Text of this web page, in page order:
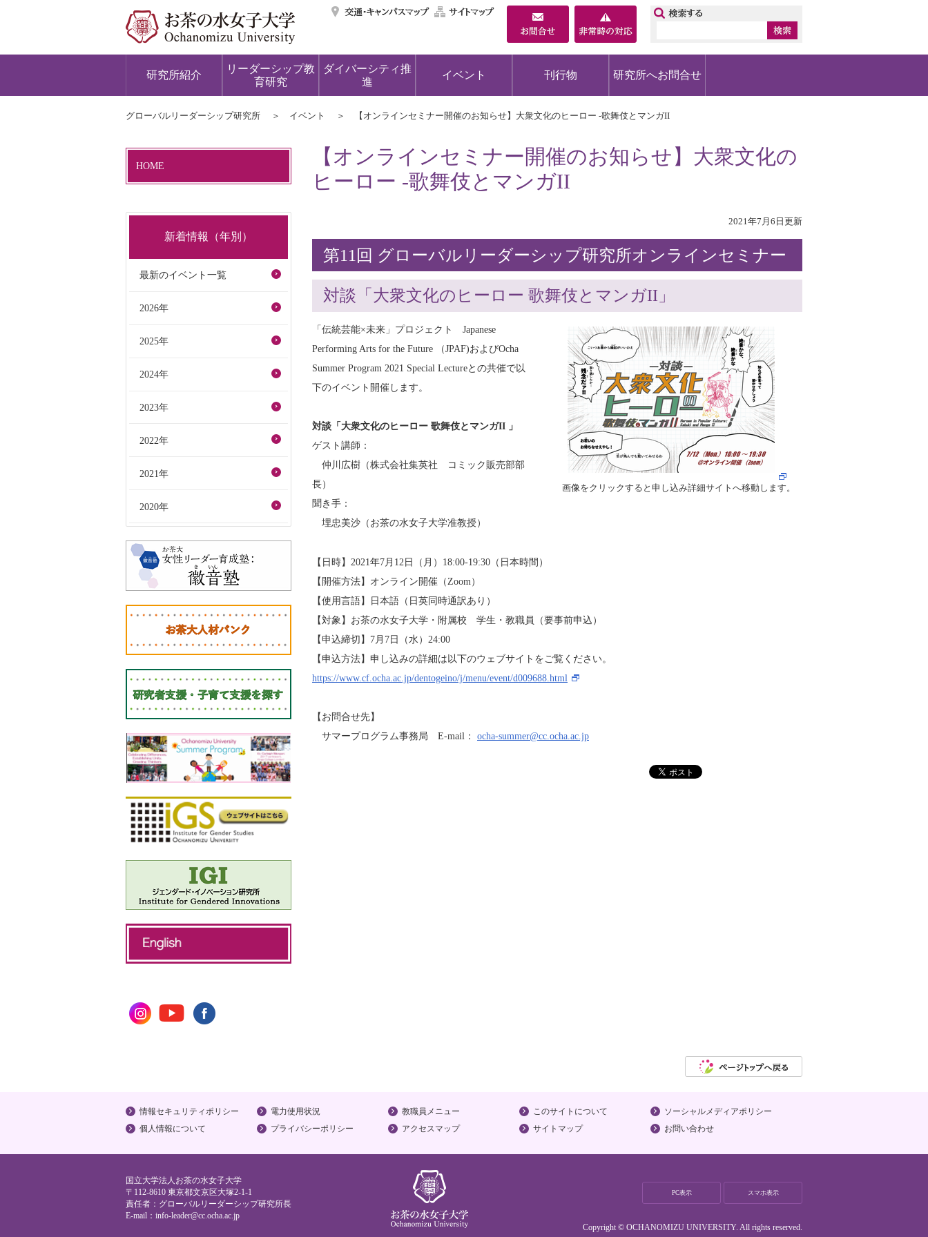
交通・キャンパスマップ
サイトマップ
研究所紹介
リーダーシップ教
育研究
ダイバーシティ推
進
イベント 刊行物 研究所へお問合せ
グローバルリーダーシップ研究所 イベント 【オンラインセミナー開催のお知らせ】大衆文化のヒーロー -歌舞伎とマンガII
【オンラインセミナー開催のお知らせ】大衆文化の
ヒーロー -歌舞伎とマンガII
2021年7月6日更新
第11回 グローバルリーダーシップ研究所オンラインセミナー
対談「大衆文化のヒーロー 歌舞伎とマンガII」
画像をクリックすると申し込み詳細サイトへ移動します。
「伝統芸能×未来」プロジェクト Japanese
Performing Arts for the Future （JPAF)およびOcha
Summer Program 2021 Special Lectureとの共催で以
下のイベント開催します。
対談「大衆文化のヒーロー 歌舞伎とマンガII 」
ゲスト講師：
仲川広樹（株式会社集英社 コミック販売部部
長）
聞き手：
埋忠美沙（お茶の水女子大学准教授）
【日時】2021年7月12日（月）18:00-19:30（日本時間）
【開催方法】オンライン開催（Zoom）
【使用言語】日本語（日英同時通訳あり）
【対象】お茶の水女子大学・附属校 学生・教職員（要事前申込）
【申込締切】7月7日（水）24:00
【申込方法】申し込みの詳細は以下のウェブサイトをご覧ください。
https://www.cf.ocha.ac.jp/dentogeino/j/menu/event/d009688.html
【お問合せ先】
サマープログラム事務局 E-mail： ocha-summer@cc.ocha.ac.jp
HOME
新着情報（年別）
最新のイベント一覧
2026年
2025年
2024年
2023年
2022年
2021年
2020年
情報セキュリティポリシー 電力使用状況 教職員メニュー このサイトについて ソーシャルメディアポリシー
個人情報について プライバシーポリシー アクセスマップ サイトマップ お問い合わせ
国立大学法人お茶の水女子大学
〒112-8610 東京都文京区大塚2-1-1
責任者：グローバルリーダーシップ研究所長
E-mail： info-leader@cc.ocha.ac.jp
PC表示 スマホ表示
Copyright © OCHANOMIZU UNIVERSITY. All rights reserved.